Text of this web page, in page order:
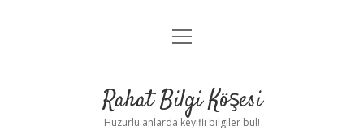
Anasayfa
Yasal Uyarı
menüyü
Rahat Bilgi Köşesi
Huzurlu anlarda keyifli bilgiler bul!